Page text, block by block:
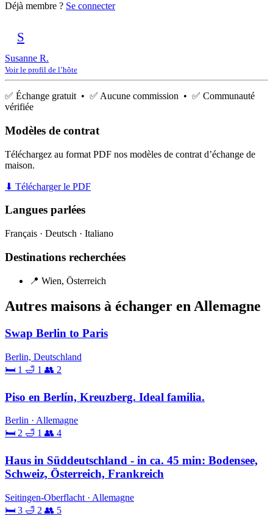
Déjà membre ? Se connecter
S
Susanne R.
Voir le profil de l’hôte
✅ Échange gratuit • ✅ Aucune commission • ✅ Communauté
vérifiée
Modèles de contrat
Téléchargez au format PDF nos modèles de contrat d’échange de
maison.
⬇ Télécharger le PDF
Langues parlées
Français · Deutsch · Italiano
Destinations recherchées
📍 Wien, Österreich
Autres maisons à échanger en Allemagne
Swap Berlin to Paris
Berlin, Deutschland
🛏 1 🛁 1 👥 2
Piso en Berlín, Kreuzberg. Ideal familia.
Berlin · Allemagne
🛏 2 🛁 1 👥 4
Haus in Süddeutschland - in ca. 45 min: Bodensee,
Schweiz, Österreich, Frankreich
Seitingen-Oberflacht · Allemagne
🛏 3 🛁 2 👥 5